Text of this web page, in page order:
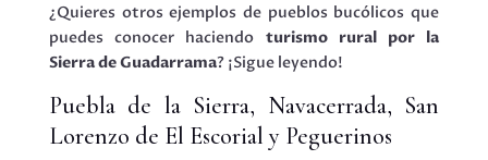
¿Quieres otros ejemplos de pueblos bucólicos que
puedes conocer haciendo turismo rural por la
Sierra de Guadarrama? ¡Sigue leyendo!
Puebla de la Sierra, Navacerrada, San
Lorenzo de El Escorial y Peguerinos